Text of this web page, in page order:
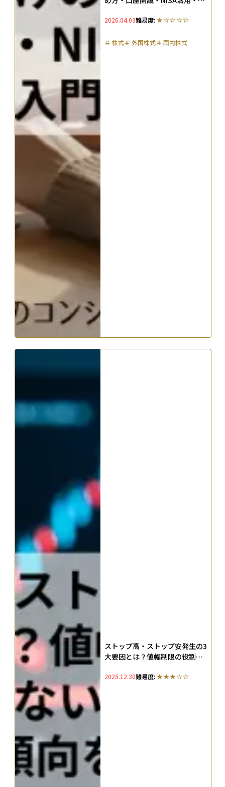
2026.04.03難易度:
＃ 株式＃ 外国株式＃ 国内株式
ストップ高・ストップ安発生の3
大要因とは？値幅制限の役割・
の傾向を徹底解説
2025.12.30難易度: